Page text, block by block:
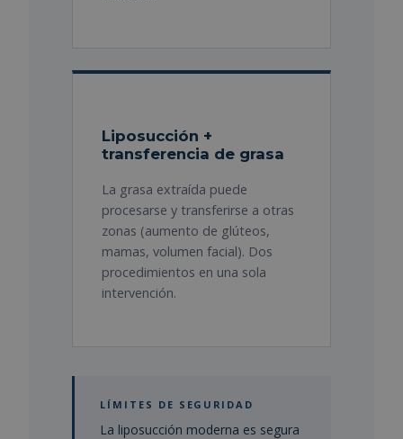
Liposucción +
transferencia de grasa
La grasa extraída puede
procesarse y transferirse a otras
zonas (aumento de glúteos,
mamas, volumen facial). Dos
procedimientos en una sola
intervención.
LÍMITES DE SEGURIDAD
La liposucción moderna es segura